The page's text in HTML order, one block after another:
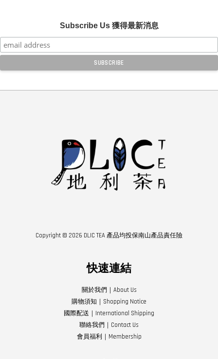
Subscribe Us 獲得最新消息
Copyright © 2026 DLIC TEA 產品均投保南山產品責任險
快速連結
關於我們｜About Us
購物須知｜Shopping Notice
國際配送｜International Shipping
聯絡我們｜Contact Us
會員福利｜Membership